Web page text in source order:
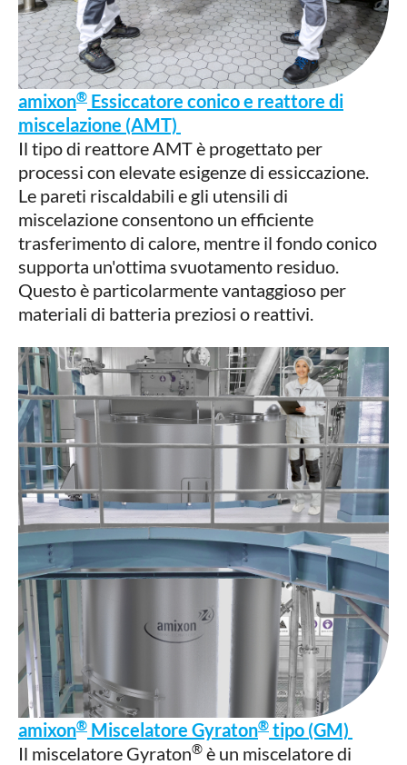
amixon® Essiccatore conico e reattore di
miscelazione (AMT)
Il tipo di reattore AMT è progettato per
processi con elevate esigenze di essiccazione.
Le pareti riscaldabili e gli utensili di
miscelazione consentono un efficiente
trasferimento di calore, mentre il fondo conico
supporta un'ottima svuotamento residuo.
Questo è particolarmente vantaggioso per
materiali di batteria preziosi o reattivi.
amixon® Miscelatore Gyraton® tipo (GM)
Il miscelatore Gyraton® è un miscelatore di